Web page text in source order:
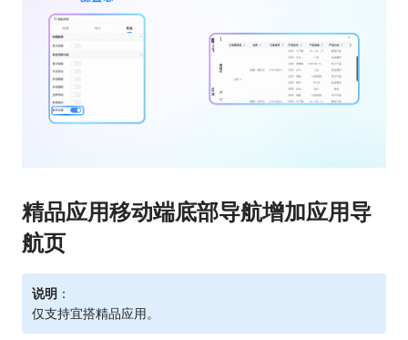
精品应用移动端底部导航增加应用导
航页
说明 ：
仅支持宜搭精品应用。